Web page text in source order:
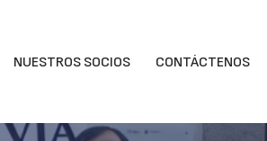
NUESTROS SOCIOS CONTÁCTENOS